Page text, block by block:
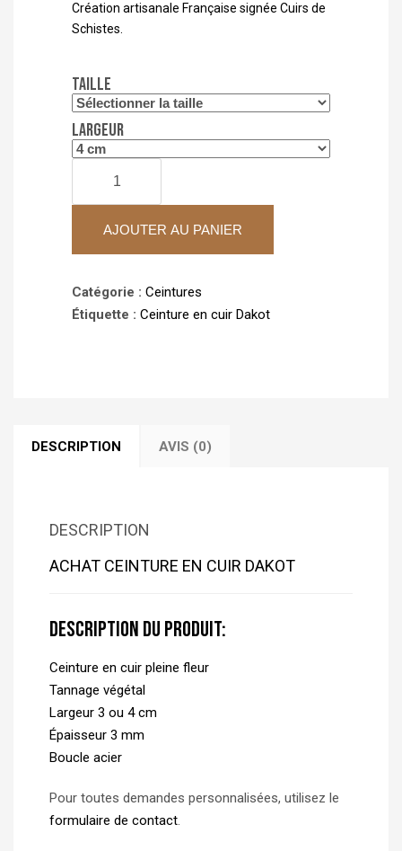
Création artisanale Française signée Cuirs de
Schistes.
Taille
Largeur
cuir
AJOUTER AU PANIER
Catégorie : Ceintures
Étiquette : Ceinture en cuir Dakot
DESCRIPTION AVIS (0)
DESCRIPTION
ACHAT CEINTURE EN CUIR DAKOT
Description du produit:
Ceinture en cuir pleine fleur
Tannage végétal
Largeur 3 ou 4 cm
Épaisseur 3 mm
Boucle acier
Pour toutes demandes personnalisées, utilisez le
formulaire de contact.